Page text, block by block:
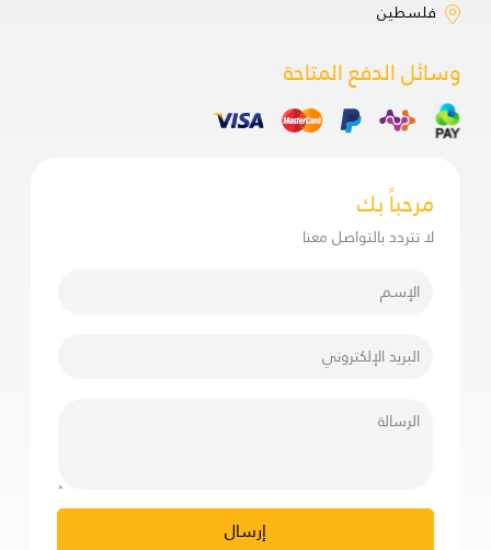
فلسطين
وسائل الدفع المتاحة
مرحباً بك
لا تتردد بالتواصل معنا
إرسال